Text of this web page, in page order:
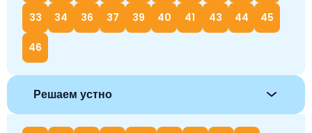
33 34 36 37 39 40 41 43 44 45
46
Решаем устно